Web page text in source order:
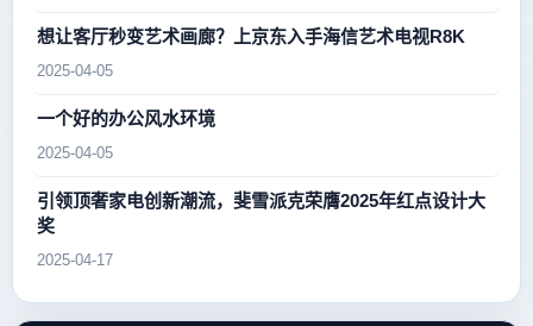
想让客厅秒变艺术画廊？上京东入手海信艺术电视R8K
2025-04-05
一个好的办公风水环境
2025-04-05
引领顶奢家电创新潮流，斐雪派克荣膺2025年红点设计大
奖
2025-04-17